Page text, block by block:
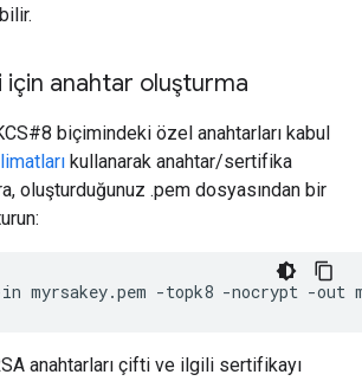
anahtar oluşturma
biçimindeki özel anahtarları kabul
kullanarak anahtar/sertifika
oluşturduğunuz .pem dosyasından bir
myrsakey.pem -topk8 -nocrypt -out
anahtarları çifti ve ilgili sertifikayı